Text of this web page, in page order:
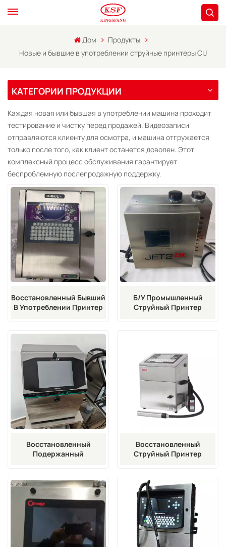
Дом
Продукты
Новые и бывшие в употреблении струйные принтеры CIJ
КАТЕГОРИИ ПРОДУКЦИИ
Каждая новая или бывшая в употреблении машина проходит
тестирование и чистку перед продажей. Видеозаписи
отправляются клиенту для осмотра, и машина отгружается
только после того, как клиент останется доволен. Этот
комплексный процесс обслуживания гарантирует
беспроблемную послепродажную поддержку.
Восстановленный Бывший
В Употреблении Принтер
Б/у Промышленный
Струйный Принтер
Восстановленный
Подержанный
Серии Для Печати Штрих-
Кодов На Упаковке.
Восстановленный
Струйный Принтер
Промышленный Принтер
Для Пакетной
Маркировки И Печати
Сроков Годности.